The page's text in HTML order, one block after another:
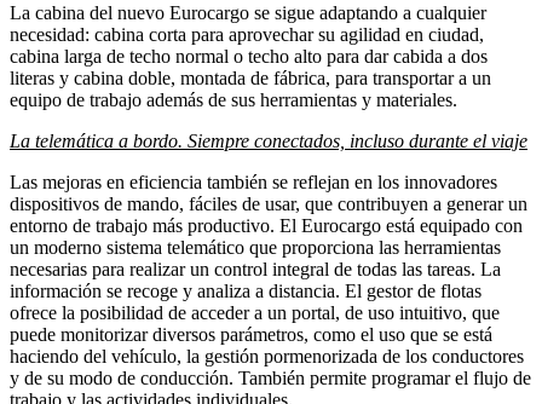
La cabina del nuevo Eurocargo se sigue adaptando a cualquier
necesidad: cabina corta para aprovechar su agilidad en ciudad,
cabina larga de techo normal o techo alto para dar cabida a dos
literas y cabina doble, montada de fábrica, para transportar a un
equipo de trabajo además de sus herramientas y materiales.
La telemática a bordo. Siempre conectados, incluso durante el viaje
Las mejoras en eficiencia también se reflejan en los innovadores
dispositivos de mando, fáciles de usar, que contribuyen a generar un
entorno de trabajo más productivo. El Eurocargo está equipado con
un moderno sistema telemático que proporciona las herramientas
necesarias para realizar un control integral de todas las tareas. La
información se recoge y analiza a distancia. El gestor de flotas
ofrece la posibilidad de acceder a un portal, de uso intuitivo, que
puede monitorizar diversos parámetros, como el uso que se está
haciendo del vehículo, la gestión pormenorizada de los conductores
y de su modo de conducción. También permite programar el flujo de
trabajo y las actividades individuales.